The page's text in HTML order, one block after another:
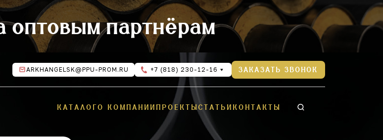
оптовым партнёрам
ARKHANGELSK@PPU-PROM.RU +7 (818) 230-12-16 ЗАКАЗАТЬ ЗВОНОК
КАТАЛОГО КОМПАНИИ ПРОЕКТЫСТАТЬИ КОНТАКТЫ